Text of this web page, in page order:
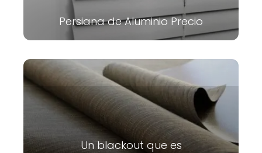
Persiana de Aluminio Precio
Un blackout que es